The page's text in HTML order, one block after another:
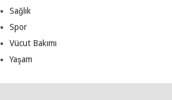
Sağlık
Spor
Vücut Bakımı
Yaşam